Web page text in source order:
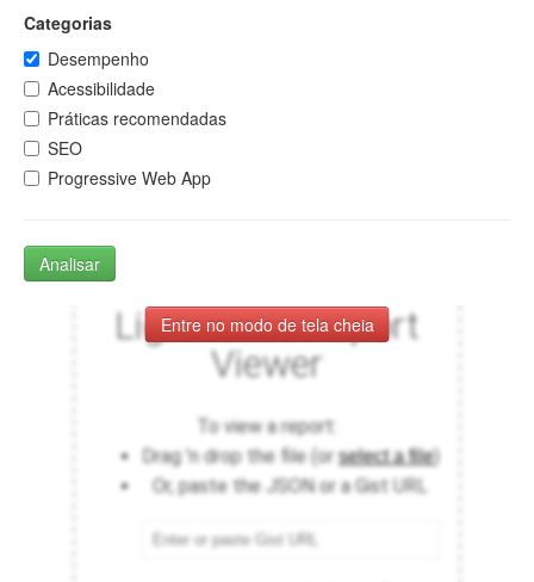
Categorias
Desempenho
Acessibilidade
Práticas recomendadas
SEO
Progressive Web App
Analisar
Entre no modo de tela cheia